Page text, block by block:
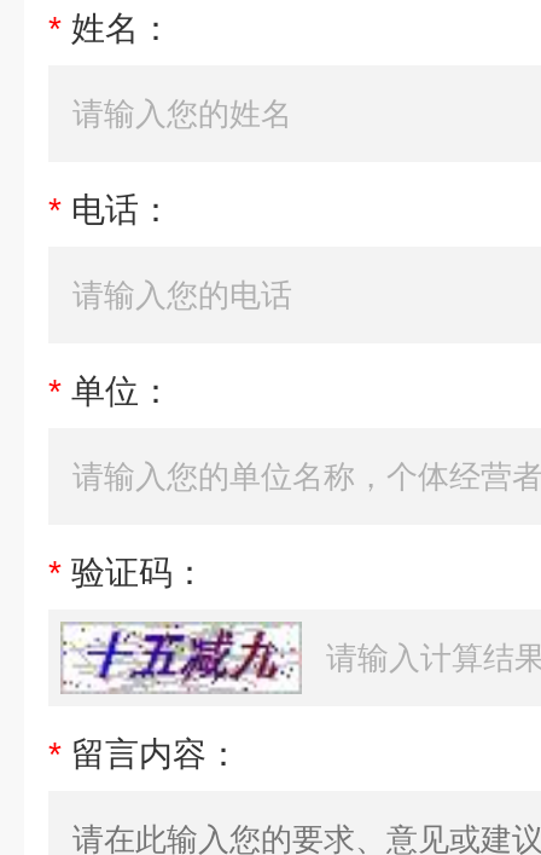
* 姓名：
* 电话：
* 单位：
* 验证码：
* 留言内容：